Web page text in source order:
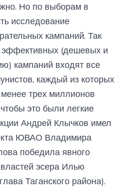
Но по выборам в
исследование
кампаний. Так
эффективных (дешевых и
кампаний входят все
каждый из которых
трех миллионов
это были легкие
Андрей Клычков имел
ЮВАО Владимира
победила явного
эсера Илью
Таганского района).